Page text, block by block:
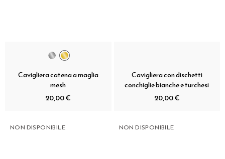
Cavigliera catena a maglia
mesh
20,00 €
Cavigliera con dischetti
conchiglie bianche e turchesi
20,00 €
NON DISPONIBILE NON DISPONIBILE